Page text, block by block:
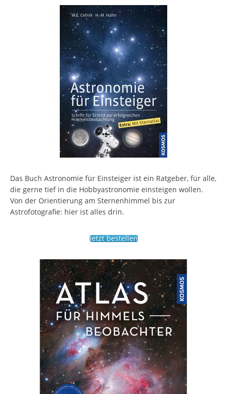
Das Buch Astronomie für Einsteiger ist ein Ratgeber, für alle,
die gerne tief in die Hobbyastronomie einsteigen wollen.
Von der Orientierung am Sternenhimmel bis zur
Astrofotografie: hier ist alles drin.
Jetzt bestellen